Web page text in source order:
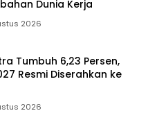
Dunia Kerja
2026
Tumbuh 6,23 Persen,
Resmi Diserahkan ke
2026